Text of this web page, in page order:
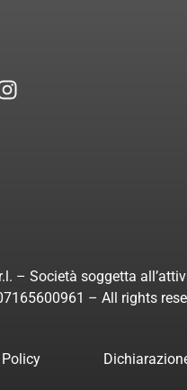
– Società soggetta
– All rights